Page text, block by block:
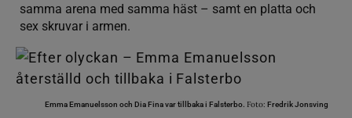
samma arena med samma häst – samt en platta och
sex skruvar i armen.
Emma Emanuelsson och Dia Fina var tillbaka i Falsterbo. Foto: Fredrik Jonsving